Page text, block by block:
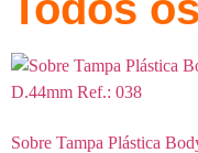
Sobre Tampa Plástica